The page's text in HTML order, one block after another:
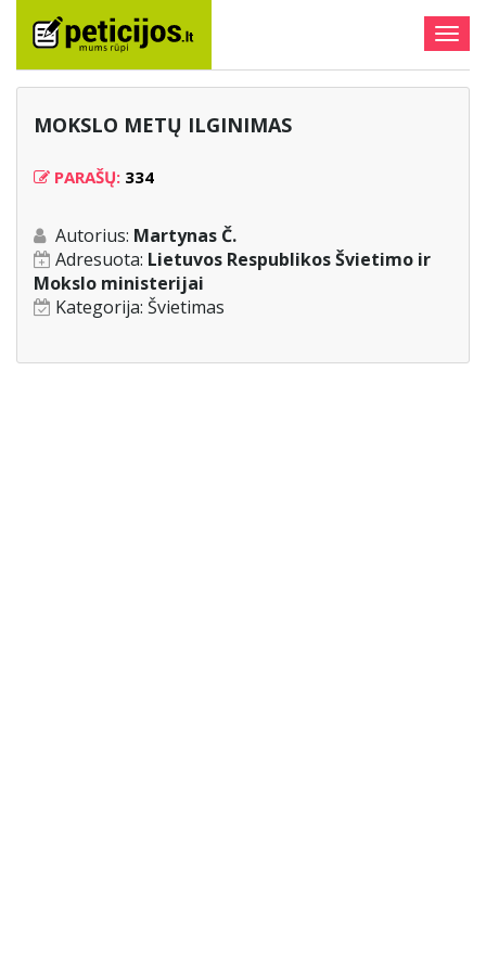
MOKSLO METŲ ILGINIMAS
PARAŠŲ: 334
Autorius: Martynas Č.
Adresuota: Lietuvos Respublikos Švietimo ir
Mokslo ministerijai
Kategorija: Švietimas